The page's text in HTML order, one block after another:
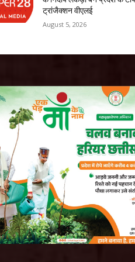
ट्रांजैक्शन वीएलई
August 5, 2026